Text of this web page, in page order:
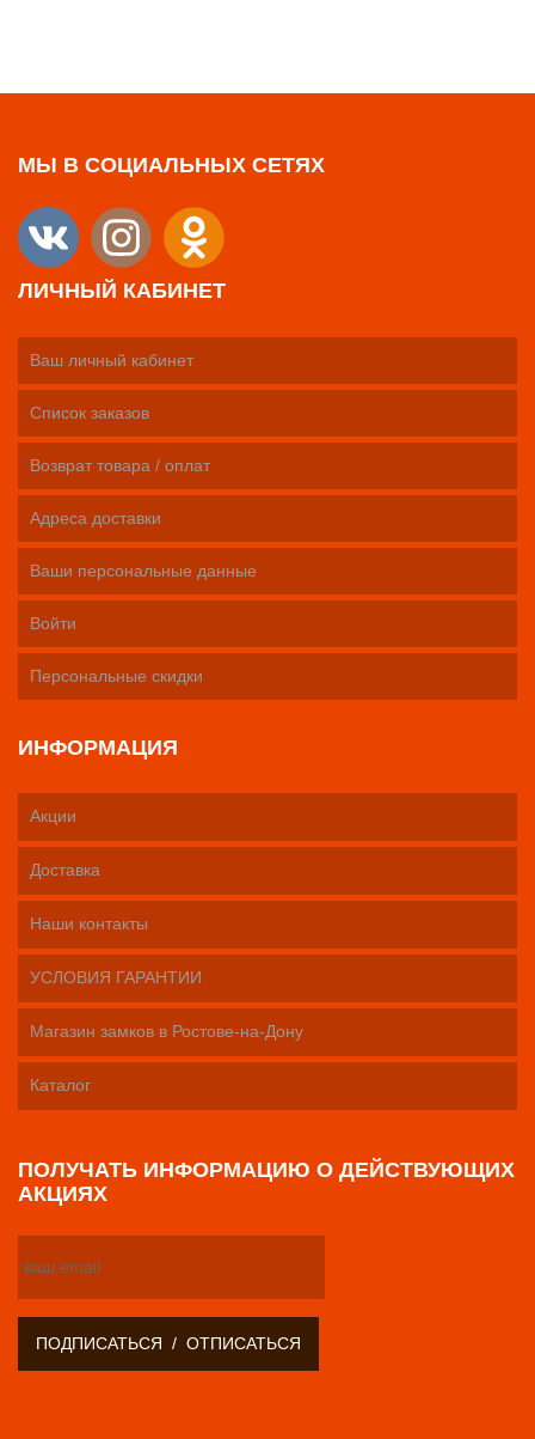
МЫ В СОЦИАЛЬНЫХ СЕТЯХ
ЛИЧНЫЙ КАБИНЕТ
Ваш личный кабинет
Список заказов
Возврат товара / оплат
Адреса доставки
Ваши персональные данные
Войти
Персональные скидки
ИНФОРМАЦИЯ
Акции
Доставка
Наши контакты
УСЛОВИЯ ГАРАНТИИ
Магазин замков в Ростове-на-Дону
Каталог
ПОЛУЧАТЬ ИНФОРМАЦИЮ О ДЕЙСТВУЮЩИХ
АКЦИЯХ